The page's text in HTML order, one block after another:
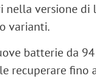
nella versione di
varianti.
batterie da
recuperare fino